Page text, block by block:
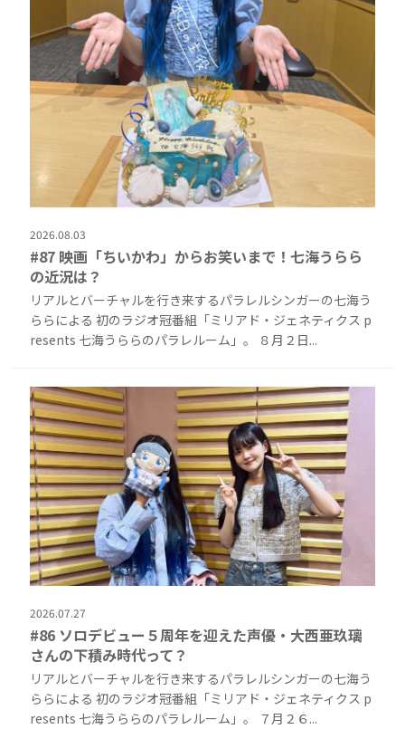
2026.08.03
#87 映画「ちいかわ」からお笑いまで！七海うらら
の近況は？
リアルとバーチャルを行き来するパラレルシンガーの七海う
ららによる 初のラジオ冠番組「ミリアド・ジェネティクス p
resents 七海うららのパラレルーム」。 ８月２日...
2026.07.27
#86 ソロデビュー５周年を迎えた声優・大西亜玖璃
さんの下積み時代って？
リアルとバーチャルを行き来するパラレルシンガーの七海う
ららによる 初のラジオ冠番組「ミリアド・ジェネティクス p
resents 七海うららのパラレルーム」。 ７月２６...